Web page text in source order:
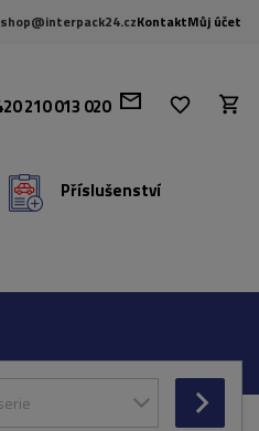
shop@interpack24.czKontaktMůj účet
210 013 020
Příslušenství